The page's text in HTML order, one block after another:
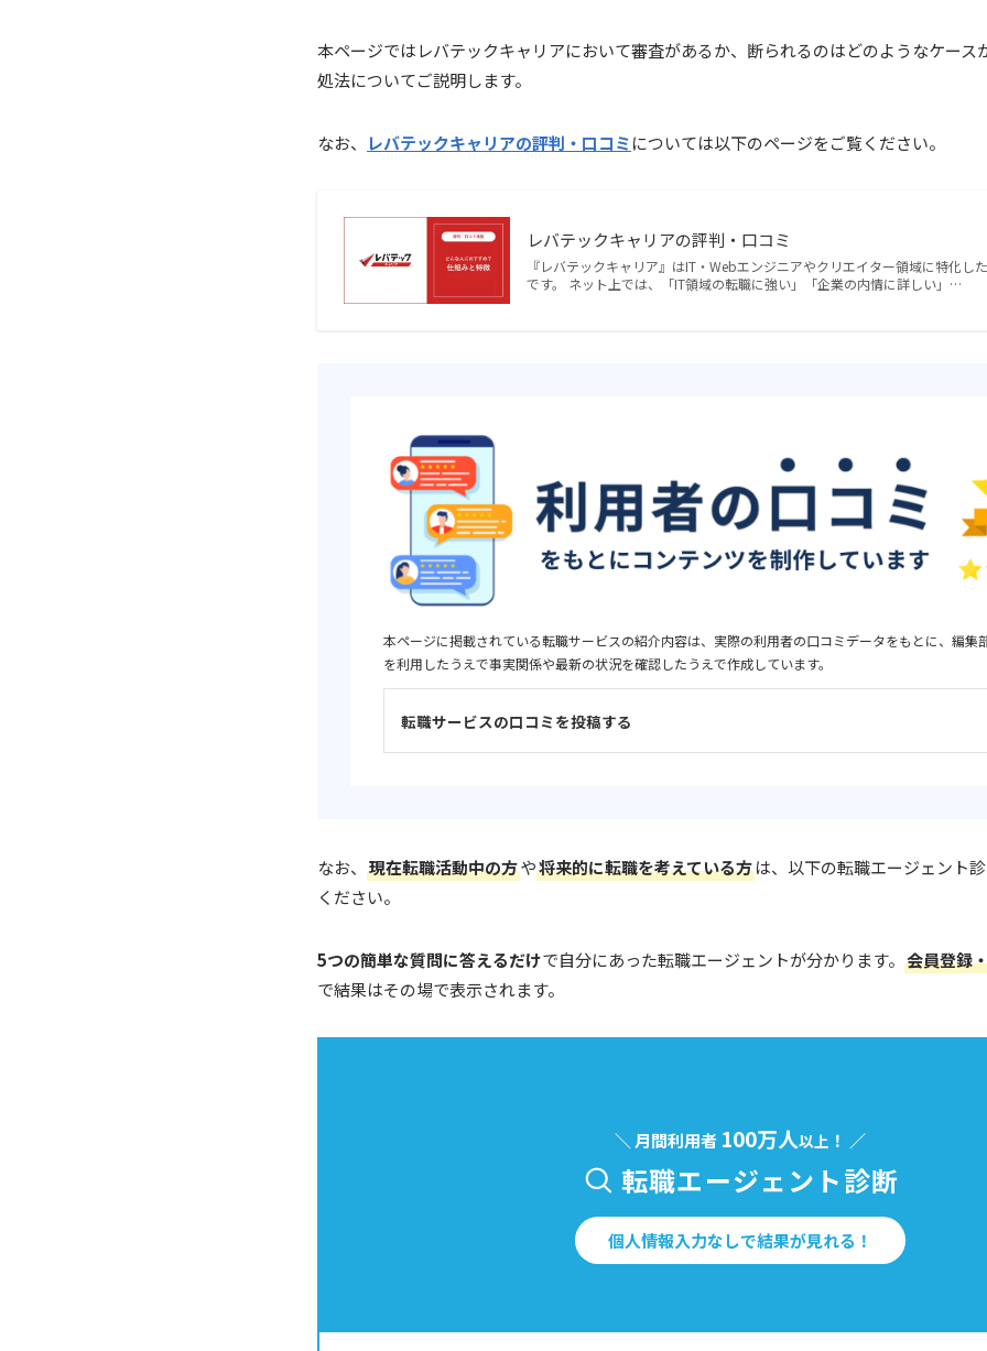
本ページではレバテックキャリアにおいて審査があるか、断られるのはどのようなケース
処法についてご説明します。
なお、 レバテックキャリアの評判・口コミについては以下のページをご覧ください。
レバテックキャリアの評判・口コミ
『レバテックキャリア』はIT・Webエンジニアやクリエイター領域に特化し
です。 ネット上では、「IT領域の転職に強い」「企業の内情に詳しい」…
本ページに掲載されている転職サービスの紹介内容は、実際の利用者の口コミデータをもとに、編集
を利用したうえで事実関係や最新の状況を確認したうえで作成しています。
転職サービスの口コミを投稿する
なお、 現在転職活動中の方や将来的に転職を考えている方は、以下の転職エージェント
ください。
5つの簡単な質問に答えるだけで自分にあった転職エージェントが分かります。 会員登録
で結果はその場で表示されます。
＼ 月間利用者 100万人以上 ！ ／
転職エージェント診断
個人情報入力なしで結果が見れる！